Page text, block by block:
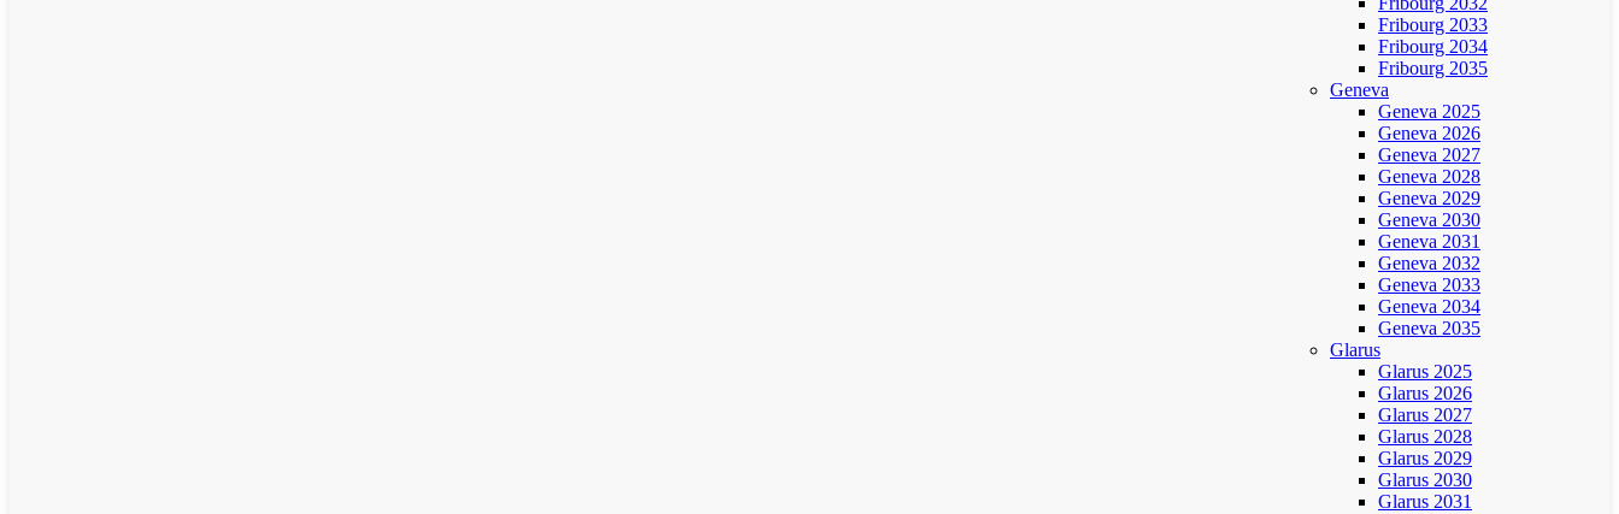
Fribourg 2033
Fribourg 2034
Fribourg 2035
Geneva
Geneva 2025
Geneva 2026
Geneva 2027
Geneva 2028
Geneva 2029
Geneva 2030
Geneva 2031
Geneva 2032
Geneva 2033
Geneva 2034
Geneva 2035
Glarus
Glarus 2025
Glarus 2026
Glarus 2027
Glarus 2028
Glarus 2029
Glarus 2030
Glarus 2031